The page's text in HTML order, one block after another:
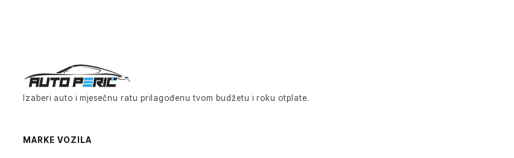
Izaberi auto i mjesečnu ratu prilagođenu tvom budžetu i roku otplate.
MARKE VOZILA